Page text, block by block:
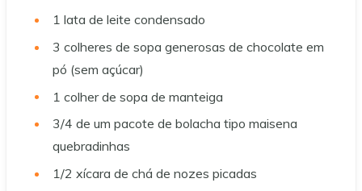
1 lata de leite condensado
3 colheres de sopa generosas de chocolate em
pó (sem açúcar)
1 colher de sopa de manteiga
3/4 de um pacote de bolacha tipo maisena
quebradinhas
1/2 xícara de chá de nozes picadas